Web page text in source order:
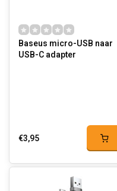
Baseus micro-USB naar
USB-C adapter
€3,95